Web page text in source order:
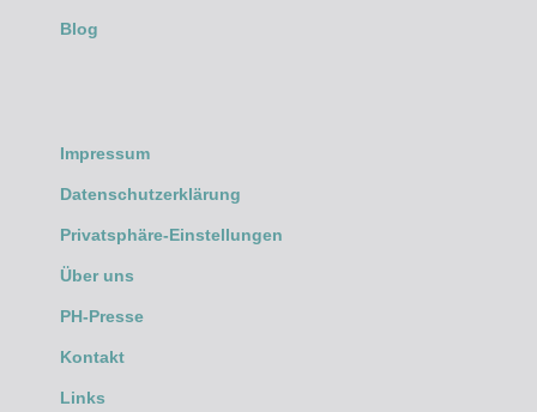
Blog
Impressum
Datenschutzerklärung
Privatsphäre-Einstellungen
Über uns
PH-Presse
Kontakt
Links